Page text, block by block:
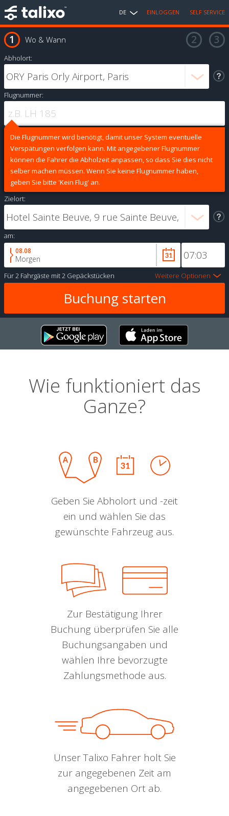
DE EINLOGGEN SELF SERVICE
Wo & Wann
Abholort:
Flugnummer:
Die Flugnummer wird benötigt, damit unser System eventuelle
Verspätungen verfolgen kann. Mit angegebener Flugnummer
können die Fahrer die Abholzeit anpassen, so dass Sie dies nicht
selber machen müssen. Wenn Sie keine Flugnummer haben,
geben Sie bitte 'Kein Flug' an.
Zielort:
am:
08.08
Morgen
Für2 Fahrgäste mit2 Gepäckstücken Weitere Optionen
Wie funktioniert das
Ganze?
Geben Sie Abholort und -zeit
ein und wählen Sie das
gewünschte Fahrzeug aus.
Zur Bestätigung Ihrer
Buchung überprüfen Sie alle
Buchungsangaben und
wählen Ihre bevorzugte
Zahlungsmethode aus.
Unser Talixo Fahrer holt Sie
zur angegebenen Zeit am
angegebenen Ort ab.